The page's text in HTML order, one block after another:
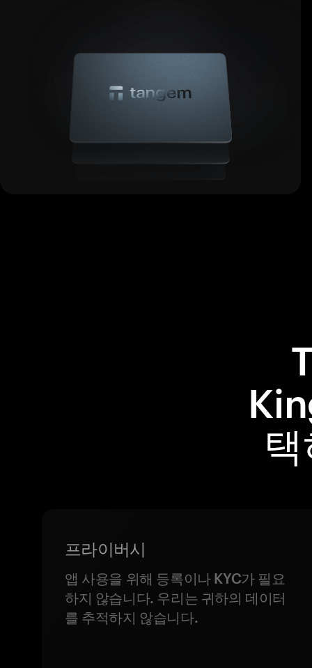
프라이버시
앱 사용을 위해 등록이나 KYC가 필요
하지 않습니다. 우리는 귀하의 데이터
를 추적하지 않습니다.